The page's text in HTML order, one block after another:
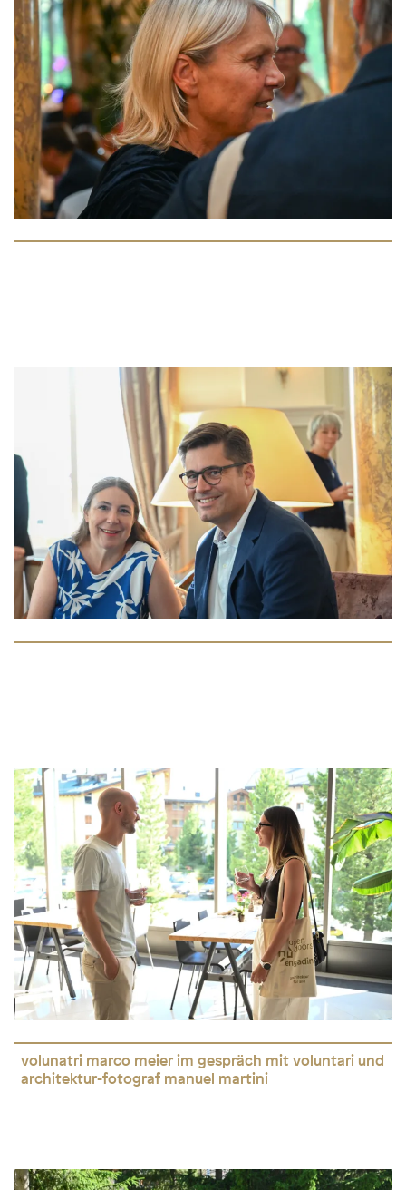
volunatri marco meier im gespräch mit voluntari und
architektur-fotograf manuel martini